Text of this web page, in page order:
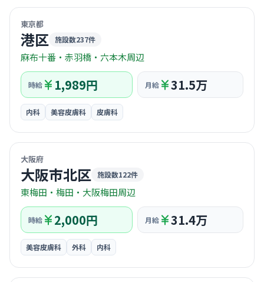
豊島区 東京都
墨田区 東京都 時給1,850円
東京都
港区 施設数237件
麻布十番・赤羽橋・六本木周辺
時給 1,989円 月給 31.5万
内科 美容皮膚科 皮膚科
大阪府
大阪市北区 施設数122件
東梅田・梅田・大阪梅田周辺
時給 2,000円 月給 31.4万
美容皮膚科 外科 内科